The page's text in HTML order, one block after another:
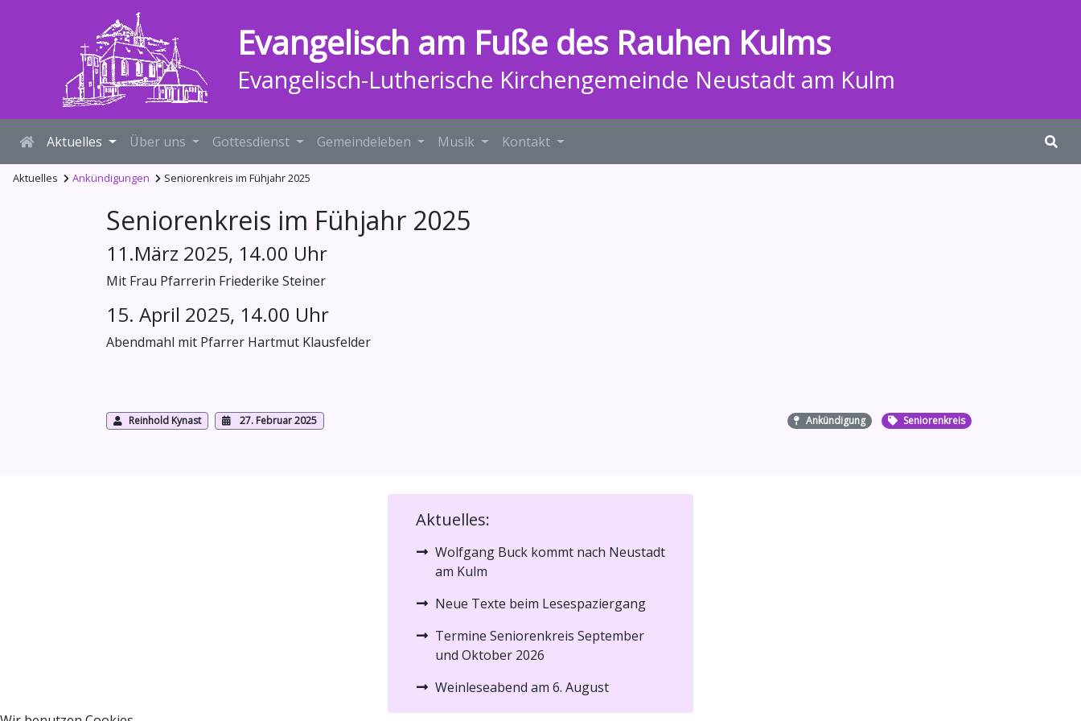
Evangelisch am Fuße des Rauhen Kulms
Evangelisch-Lutherische Kirchengemeinde Neustadt am Kulm
Aktuelles Über uns Gottesdienst Gemeindeleben Musik Kontakt
Aktuelles Ankündigungen Seniorenkreis im Fühjahr 2025
Seniorenkreis im Fühjahr 2025
11.März 2025, 14.00 Uhr
Mit Frau Pfarrerin Friederike Steiner
15. April 2025, 14.00 Uhr
Abendmahl mit Pfarrer Hartmut Klausfelder
Reinhold Kynast 27. Februar 2025 Ankündigung Seniorenkreis
Aktuelles:
Wolfgang Buck kommt nach Neustadt
am Kulm
Neue Texte beim Lesespaziergang
Termine Seniorenkreis September
und Oktober 2026
Weinleseabend am 6. August